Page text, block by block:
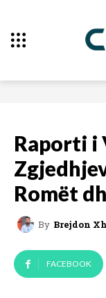
Raporti i
Romët
By Brejdon
FACEBOOK